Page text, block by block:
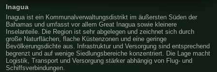
Inagua
Inagua ist ein Kommunalverwaltungsdistrikt im äußersten Süden der
Bahamas und umfasst vor allem Great Inagua sowie kleinere
Inselanteile. Die Region ist sehr abgelegen und zeichnet sich durch
große Naturflächen, flache Küstenzonen und eine geringe
Bevölkerungsdichte aus. Infrastruktur und Versorgung sind entsprechend
begrenzt und auf wenige Siedlungsbereiche konzentriert. Die Lage macht
Logistik, Transport und Versorgung stärker abhängig von Flug- und
Schiffsverbindungen.